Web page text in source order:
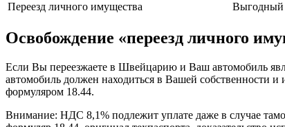
Переезд личного имущества
Выгодный
Освобождение «переезд личного
Если Вы переезжаете в Швейцарию и Ваш автомобиль
автомобиль должен находиться в Вашей собственности
формуляром 18.44.
Внимание: НДС 8,1% подлежит уплате даже в случае